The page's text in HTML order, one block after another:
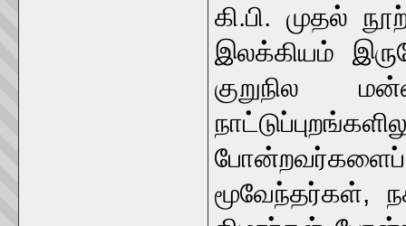
கி.பி. முதல்
இலக்கியம்
குறுநில
மூவேந்தர்கள்,